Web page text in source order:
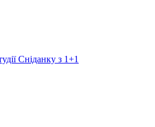
Сніданку з 1+1